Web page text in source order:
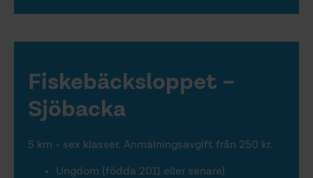
Fiskebäcksloppet –
Sjöbacka
5 km - sex klasser. Anmälningsavgift från 250 kr.
Ungdom (födda 2011 eller senare)